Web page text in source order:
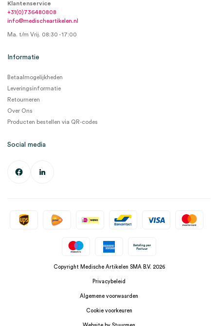
Klantenservice
+31(0)736480808
info@medischeartikelen.nl
Ma. t/m Vrij. 08:30 - 17:00
Informatie
Betaalmogelijkheden
Leveringsinformatie
Retourneren
Over Ons
Producten bestellen via QR-codes
Social media
Copyright Medische Artikelen SMA B.V. 2026
Privacybeleid
Algemene voorwaarden
Cookie voorkeuren